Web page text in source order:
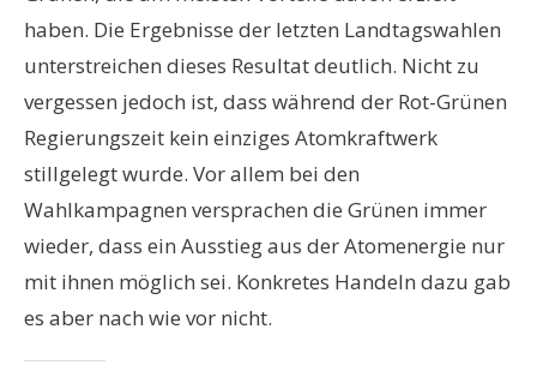
haben. Die Ergebnisse der letzten Landtagswahlen
unterstreichen dieses Resultat deutlich. Nicht zu
vergessen jedoch ist, dass während der Rot-Grünen
Regierungszeit kein einziges Atomkraftwerk
stillgelegt wurde. Vor allem bei den
Wahlkampagnen versprachen die Grünen immer
wieder, dass ein Ausstieg aus der Atomenergie nur
mit ihnen möglich sei. Konkretes Handeln dazu gab
es aber nach wie vor nicht.